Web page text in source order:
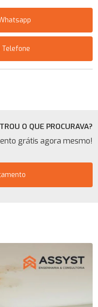
O QUE PROCURAVA?
grátis agora mesmo!